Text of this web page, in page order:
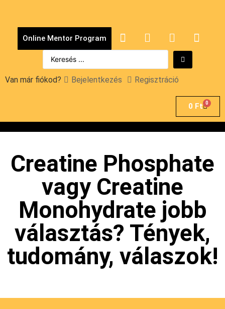
Online Mentor Program
Van már fiókod? Bejelentkezés Regisztráció
0 Ft 0
Creatine Phosphate
vagy Creatine
Monohydrate jobb
választás? Tények,
tudomány, válaszok!